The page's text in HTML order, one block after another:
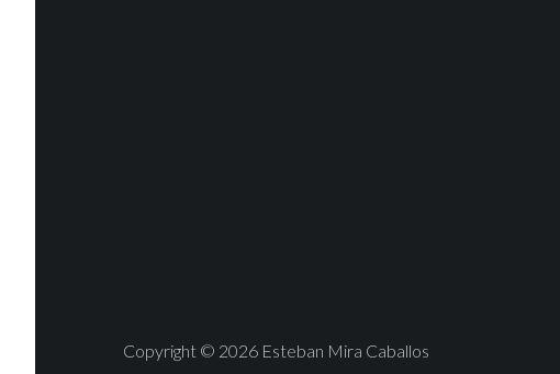
Copyright © 2026 Esteban Mira Caballos